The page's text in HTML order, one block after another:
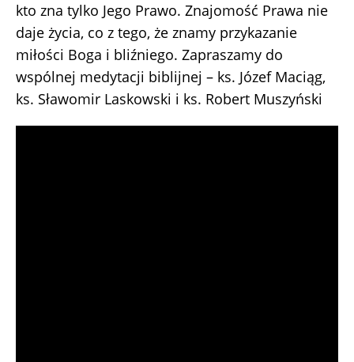
kto zna tylko Jego Prawo. Znajomość Prawa nie
daje życia, co z tego, że znamy przykazanie
miłości Boga i bliźniego. Zapraszamy do
wspólnej medytacji biblijnej – ks. Józef Maciąg,
ks. Sławomir Laskowski i ks. Robert Muszyński